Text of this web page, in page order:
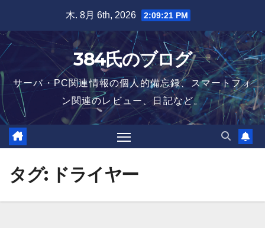
content
木. 8月 6th, 2026 2:09:21 PM
384氏のブログ
サーバ・PC関連情報の個人的備忘録、スマートフォ
ン関連のレビュー、日記など。
タグ: ドライヤー